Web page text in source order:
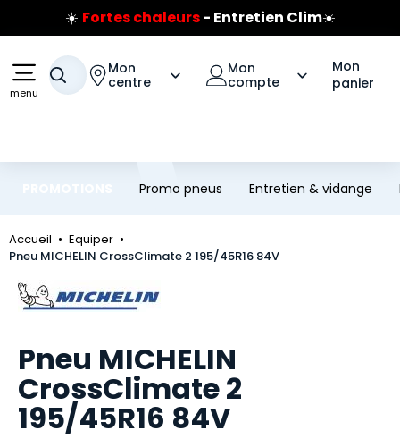
Aller au contenu principal
Aller à la navigation
☀️ Fortes chaleurs- Entretien Clim☀️
Prix coûtant pneus Bridgestone
Jusqu'à 120€ remboursés sur les pneus Bridgestone
menu
Votre recherche
Mon
centre
Mon
compte
Mon
panier
Promo pneus Entretien & vidange
Accueil
Equiper
Pneu MICHELIN CrossClimate 2 195/45R16 84V
Marque
Pneu MICHELIN
CrossClimate 2
195/45R16 84V